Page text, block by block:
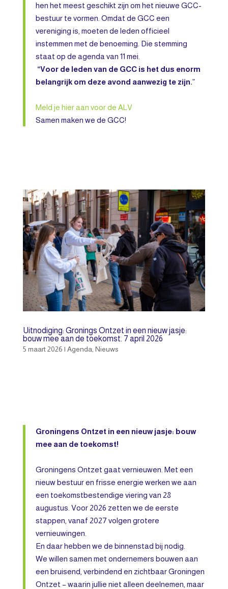
hen het meest geschikt zijn om het nieuwe GCC-
bestuur te vormen. Omdat de GCC een
vereniging is, moeten de leden officieel
instemmen met de benoeming. Die stemming
staat op de agenda van 11 mei.
“Voor de leden van de GCC is het dus enorm
belangrijk om deze avond aanwezig te zijn.”
Meld je hier aan voor de ALV
Samen maken we de GCC!
Uitnodiging: Gronings Ontzet in een nieuw jasje:
bouw mee aan de toekomst. 7 april 2026
5 maart 2026 | Agenda Nieuws
Groningens Ontzet in een nieuw jasje: bouw
mee aan de toekomst!
Groningens Ontzet gaat vernieuwen. Met een
nieuw bestuur en frisse energie werken we aan
een toekomstbestendige viering van 28
augustus. Voor 2026 zetten we de eerste
stappen, vanaf 2027 volgen grotere
vernieuwingen.
En daar hebben we de binnenstad bij nodig.
We willen samen met ondernemers bouwen aan
een bruisend, verbindend en zichtbaar Groningen
Ontzet – waarin jullie niet alleen deelnemen, maar